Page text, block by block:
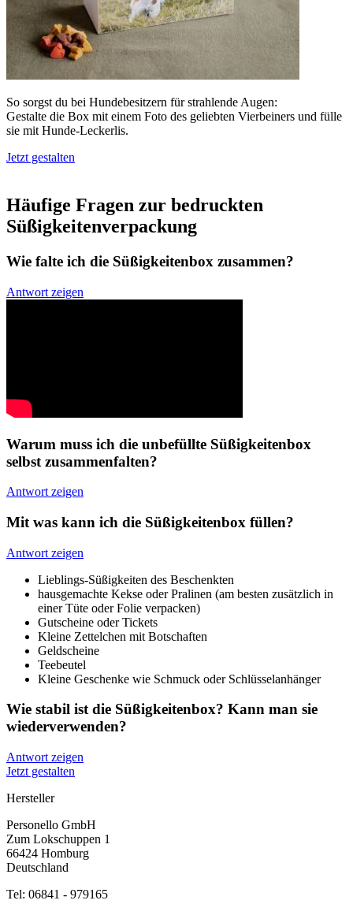
So sorgst du bei Hundebesitzern für strahlende Augen:
Gestalte die Box mit einem Foto des geliebten Vierbeiners und fülle
sie mit Hunde-Leckerlis.
Jetzt gestalten
Häufige Fragen zur bedruckten
Süßigkeitenverpackung
Wie falte ich die Süßigkeitenbox zusammen?
Antwort zeigen
Warum muss ich die unbefüllte Süßigkeitenbox
selbst zusammenfalten?
Antwort zeigen
Mit was kann ich die Süßigkeitenbox füllen?
Antwort zeigen
Lieblings-Süßigkeiten des Beschenkten
hausgemachte Kekse oder Pralinen (am besten zusätzlich in
einer Tüte oder Folie verpacken)
Gutscheine oder Tickets
Kleine Zettelchen mit Botschaften
Geldscheine
Teebeutel
Kleine Geschenke wie Schmuck oder Schlüsselanhänger
Wie stabil ist die Süßigkeitenbox? Kann man sie
wiederverwenden?
Antwort zeigen
Jetzt gestalten
Hersteller
Personello GmbH
Zum Lokschuppen 1
66424 Homburg
Deutschland
Tel: 06841 - 979165